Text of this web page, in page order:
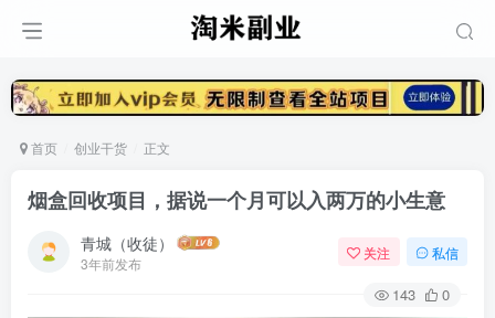
首页 创业干货 正文
烟盒回收项目，据说一个月可以入两万的小生意
青城（收徒）
3年前发布
关注 私信
143 0